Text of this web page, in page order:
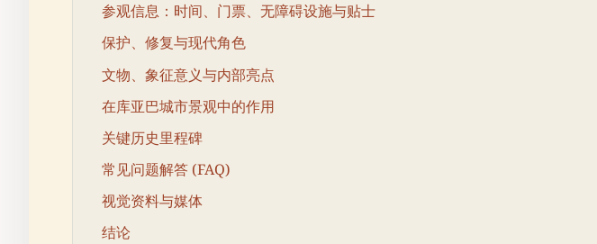
参观信息：时间、门票、无障碍设施与贴士
保护、修复与现代角色
文物、象征意义与内部亮点
在库亚巴城市景观中的作用
关键历史里程碑
常见问题解答 (FAQ)
视觉资料与媒体
结论